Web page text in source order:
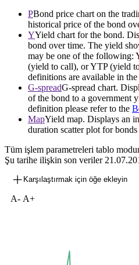
PBond price chart on the
historical price of the bond
YYield chart for the bond.
bond over time. The yield
may be one of the
(yield to call), or YTP (yield
definitions are available in the
G-spreadG-spread chart.
of the bond to a government
definition please refer to the
MapYield map. Displays an
duration scatter plot for
Tüm işlem parametreleri tablo
Şu tarihe ilişkin son veriler
Karşılaştırmak için öğe ekleyin